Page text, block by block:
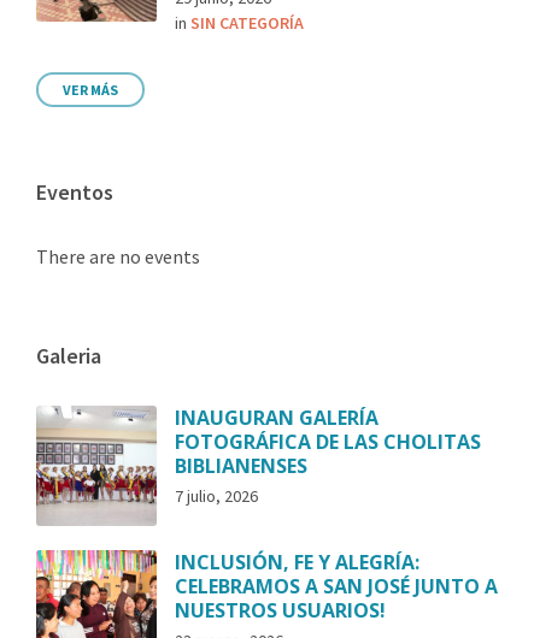
in SIN CATEGORÍA
VER MÁS
Eventos
There are no events
Galeria
INAUGURAN GALERÍA
FOTOGRÁFICA DE LAS CHOLITAS
BIBLIANENSES
7 julio, 2026
INCLUSIÓN, FE Y ALEGRÍA:
CELEBRAMOS A SAN JOSÉ JUNTO A
NUESTROS USUARIOS!